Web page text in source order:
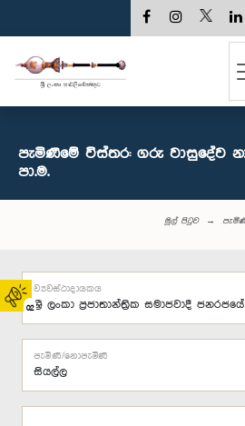
02
පැමිණීමේ විස්තර: ගරු වාසුදේව
පා.ම.
මුල් පිටුව
ව්‍යවස්ථාදායකය
පැමිණි/නොපැමිණි